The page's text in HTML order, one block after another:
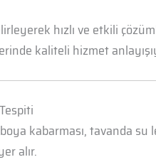
hızlı ve etkili
kaliteli hizmet
kabarması, tavanda
alır.